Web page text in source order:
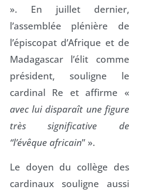
». En juillet dernier,
l’assemblée plénière de
l’épiscopat d’Afrique et de
Madagascar l’élit comme
président, souligne le
cardinal Re et affirme «
avec lui disparaît une figure
très significative de
“l’évêque africain” ».
Le doyen du collège des
cardinaux souligne aussi